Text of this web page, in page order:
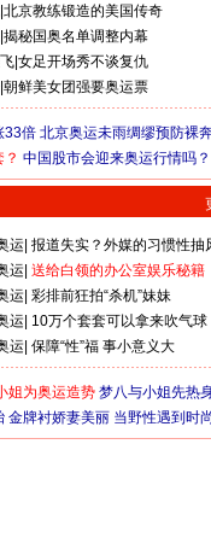
北京教练锻造的美国传奇
揭秘国奥名单调整内幕
女足开场秀不谈复仇
朝鲜美女团强要奥运票
33倍 北京奥运未雨绸缪预防裸
中国股市会迎来奥运行情吗？
运 报道失实？外媒的习惯性抽
运 送给白领的办公室娱乐秘籍
运 彩排前狂拍“杀机”妹妹
运 10万个套套可以拿来吹气球
运 保障“性”福 事小意义大
姐为奥运造势 梦八与小姐先热
金牌衬娇妻美丽 当野性遇到时